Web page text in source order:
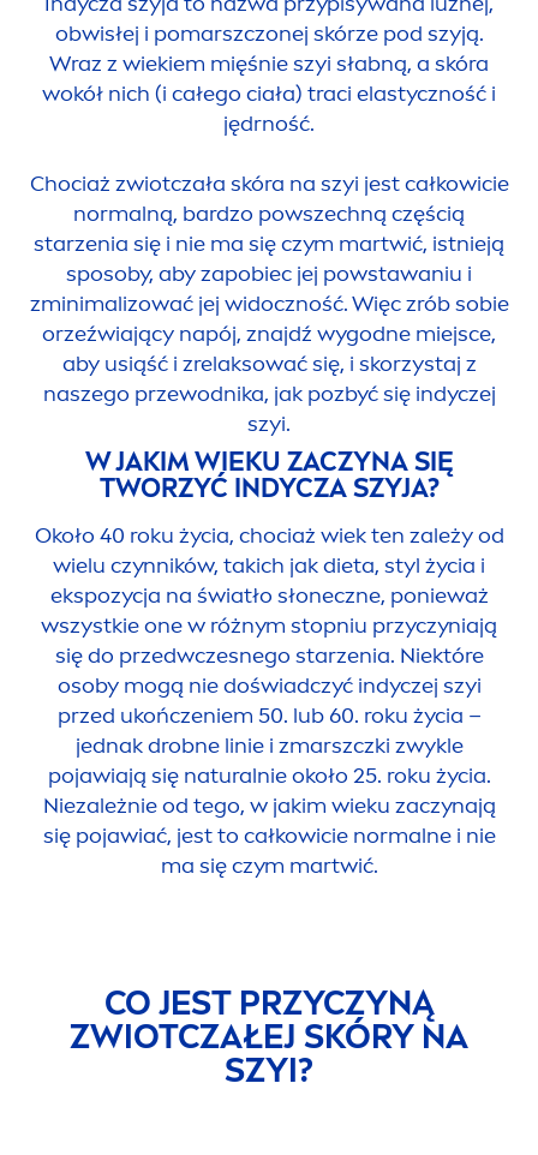
obwisłej i pomarszczonej skórze pod szyją.
Wraz z wiekiem mięśnie szyi słabną, a skóra
wokół nich (i całego ciała) traci elastyczność i
jędrność.
Chociaż zwiotczała skóra na szyi jest całkowicie
normalną, bardzo powszechną częścią
starzenia się i nie ma się czym martwić, istnieją
sposoby, aby zapobiec jej powstawaniu i
zminimalizować jej widoczność. Więc zrób sobie
orzeźwiający napój, znajdź wygodne miejsce,
aby usiąść i zrelaksować się, i skorzystaj z
naszego przewodnika, jak pozbyć się indyczej
szyi.
W JAKIM WIEKU ZACZYNA SIĘ
TWORZYĆ INDYCZA SZYJA?
Około 40 roku życia, chociaż wiek ten zależy od
wielu czynników, takich jak dieta, styl życia i
ekspozycja na światło słoneczne, ponieważ
wszystkie one w różnym stopniu przyczyniają
się do przedwczesnego starzenia. Niektóre
osoby mogą nie doświadczyć indyczej szyi
przed ukończeniem 50. lub 60. roku życia –
jednak drobne linie i zmarszczki zwykle
pojawiają się naturalnie około 25. roku życia.
Niezależnie od tego, w jakim wieku zaczynają
się pojawiać, jest to całkowicie normalne i nie
ma się czym martwić.
CO JEST PRZYCZYNĄ
ZWIOTCZAŁEJ SKÓRY NA
SZYI?